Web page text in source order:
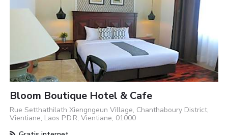
Bloom Boutique Hotel & Cafe
Rue Setthathilath Xiengngeun Village, Chanthaboury District,
Vientiane, Laos P.D.R, Vientiane, 01000